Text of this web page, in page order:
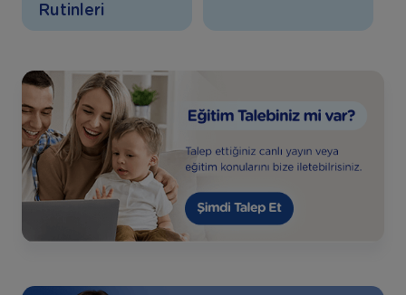
Rutinleri